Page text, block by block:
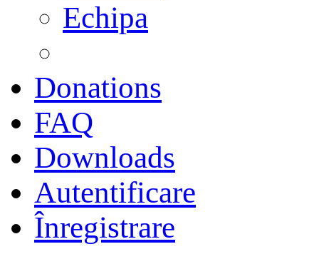
Echipa
Donations
FAQ
Downloads
Autentificare
Înregistrare